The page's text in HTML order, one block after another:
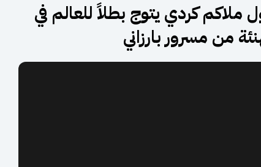
ملاكم كردي يتوج بطلاً للعالم في
من مسرور بارزاني